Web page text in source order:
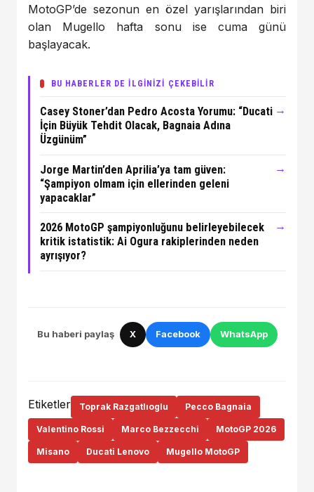
MotoGP’de sezonun en özel yarışlarından biri
olan Mugello hafta sonu ise cuma günü
başlayacak.
BU HABERLER DE İLGİNİZİ ÇEKEBİLİR
Casey Stoner’dan Pedro Acosta Yorumu: “Ducati
İçin Büyük Tehdit Olacak, Bagnaia Adına
Üzgünüm”
→
Jorge Martin’den Aprilia’ya tam güven:
“Şampiyon olmam için ellerinden geleni
yapacaklar”
→
2026 MotoGP şampiyonluğunu belirleyebilecek
kritik istatistik: Ai Ogura rakiplerinden neden
ayrışıyor?
→
Bu haberi paylaş X Facebook WhatsApp
Etiketler Toprak Razgatlıoglu Pecco Bagnaia
Valentino Rossi Marco Bezzecchi MotoGP 2026
Misano Ducati Lenovo Mugello MotoGP